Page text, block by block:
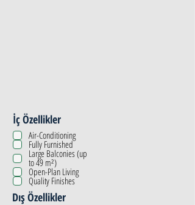
İç Özellikler
Air-Conditioning
Fully Furnished
Large Balconies (up
to 49 m²)
Open-Plan Living
Quality Finishes
Dış Özellikler